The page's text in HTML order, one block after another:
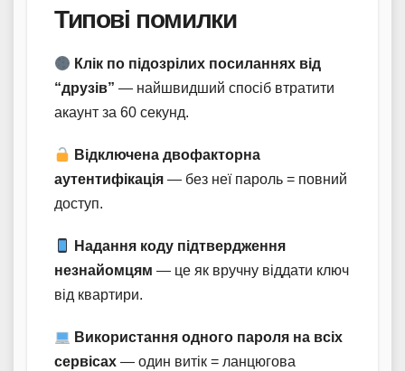
Типові помилки
Клік по підозрілих посиланнях від
“друзів” — найшвидший спосіб втратити
акаунт за 60 секунд.
Відключена двофакторна
аутентифікація — без неї пароль = повний
доступ.
Надання коду підтвердження
незнайомцям — це як вручну віддати ключ
від квартири.
Використання одного пароля на всіх
сервісах — один витік = ланцюгова